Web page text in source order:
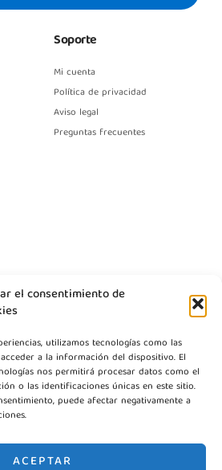
el consentimiento de
utilizamos tecnologías como las
a la información del dispositivo. El
nos permitirá procesar datos como el
o las identificaciones únicas en este sitio.
puede afectar negativamente a
ACEPTAR
Soporte
Mi cuenta
Política de privacidad
Aviso legal
Preguntas frecuentes
Nave 2, Modulo 1, Pol Prologics, 28830